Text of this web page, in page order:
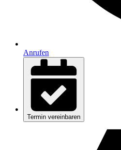
Anrufen
Termin vereinbaren